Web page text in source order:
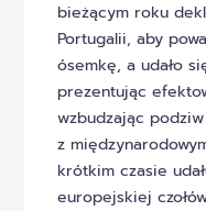
bieżącym roku
Portugalii, aby
ósemkę, a udało
prezentując
wzbudzając
z
krótkim czasie
europejskiej